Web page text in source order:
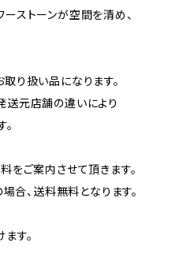
ストーンが空間を清め、
り扱い品になります。
元店舗の違いにより
をご案内させて頂きます。
、送料無料となります。
す。